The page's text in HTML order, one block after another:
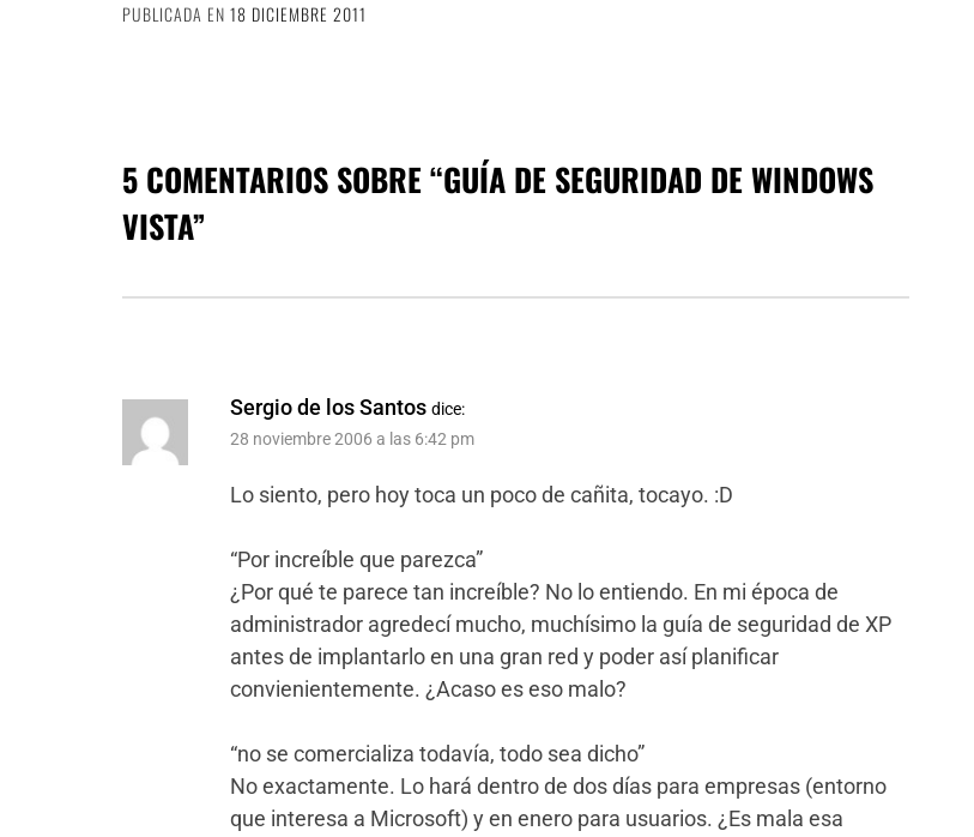
PUBLICADA EN 18 DICIEMBRE 2011
5 COMENTARIOS SOBRE “GUÍA DE SEGURIDAD DE WINDOWS
VISTA”
Sergio de los Santos dice:
28 noviembre 2006 a las 6:42 pm
Lo siento, pero hoy toca un poco de cañita, tocayo. :D
“Por increíble que parezca”
¿Por qué te parece tan increíble? No lo entiendo. En mi época de
administrador agredecí mucho, muchísimo la guía de seguridad de XP
antes de implantarlo en una gran red y poder así planificar
convienientemente. ¿Acaso es eso malo?
“no se comercializa todavía, todo sea dicho”
No exactamente. Lo hará dentro de dos días para empresas (entorno
que interesa a Microsoft) y en enero para usuarios. ¿Es mala esa